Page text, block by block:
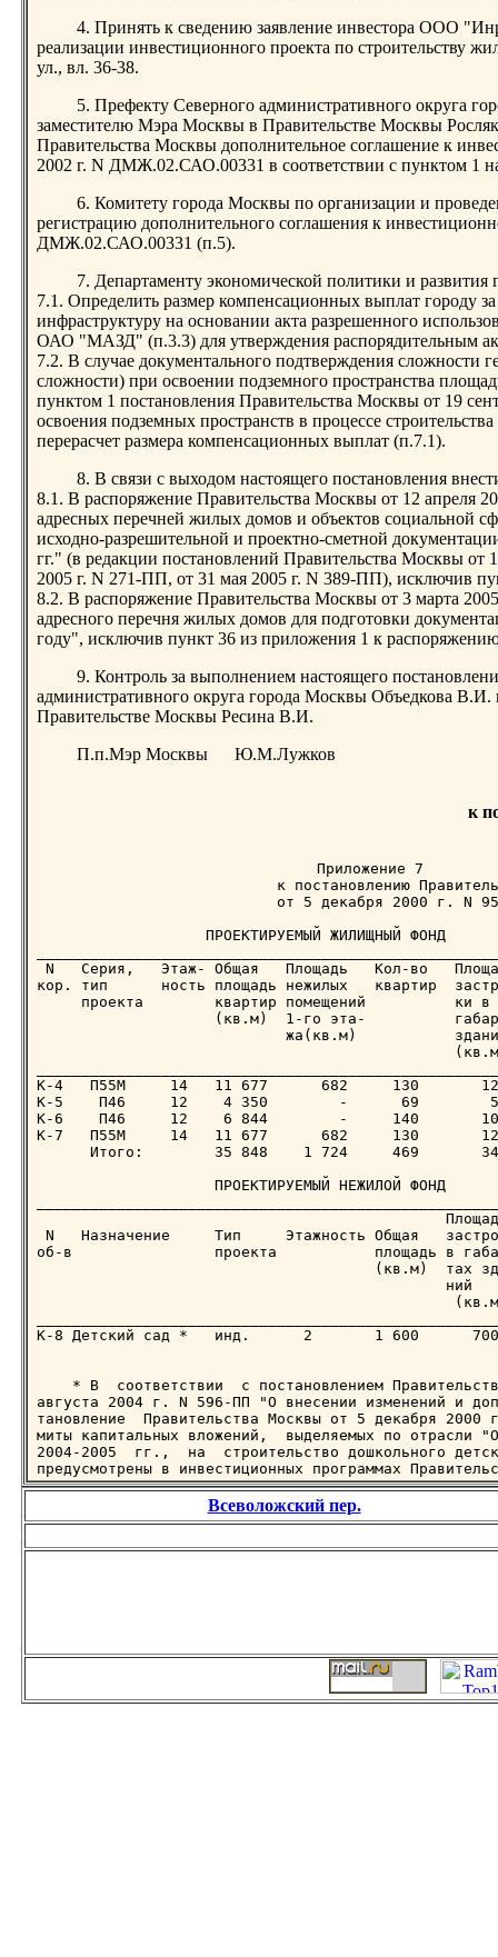
4. Принять к сведению заявление инвестора ООО
реализации инвестиционного проекта по строительству
ул., вл. 36-38.
5. Префекту Северного административного округа
заместителю Мэра Москвы в Правительстве Москвы
Правительства Москвы дополнительное соглашение к
2002 г. N ДМЖ.02.САО.00331 в соответствии с пунктом 1
6. Комитету города Москвы по организации и
регистрацию дополнительного соглашения к
ДМЖ.02.САО.00331 (п.5).
7. Департаменту экономической политики и
7.1. Определить размер компенсационных выплат городу
инфраструктуру на основании акта разрешенного
ОАО "МАЗД" (п.3.3) для утверждения распорядительным
7.2. В случае документального подтверждения сложности
сложности) при освоении подземного пространства
пунктом 1 постановления Правительства Москвы от 19
освоения подземных пространств в процессе
перерасчет размера компенсационных выплат (п.7.1).
8. В связи с выходом настоящего постановления
8.1. В распоряжение Правительства Москвы от 12 апреля
адресных перечней жилых домов и объектов социальной
исходно-разрешительной и проектно-сметной
гг." (в редакции постановлений Правительства Москвы от
2005 г. N 271-ПП, от 31 мая 2005 г. N 389-ПП), исключив
8.2. В распоряжение Правительства Москвы от 3 марта
адресного перечня жилых домов для подготовки
году", исключив пункт 36 из приложения 1 к
9. Контроль за выполнением настоящего
административного округа города Москвы Объедкова
Правительстве Москвы Ресина В.И.
П.п.Мэр Москвы Ю.М.Лужков
к
                           Приложение 7
к постановлению
от 5 декабря 2000 г. N
                   ПРОЕКТИРУЕМЫЙ ЖИЛИЩНЫЙ ФОНД
N   Серия,   Этаж- Общая   Площадь   Кол-во
кор. тип      ность площадь нежилых   квартир
     проекта        квартир помещений          ки в
(кв.м)  1-го эта-
жа(кв.м)
К-4   П55М     14   11 677      682     130
К-5    П46     12    4 350        -      69
К-6    П46     12    6 844        -     140
К-7   П55М     14   11 677      682     130
Итого:        35 848    1 724     469
                    ПРОЕКТИРУЕМЫЙ НЕЖИЛОЙ ФОНД
N   Назначение     Тип     Этажность Общая
об-в                проекта           площадь в
(кв.м)  тах
                                              ний
К-8 Детский сад *   инд.      2       1 600
* В  соответствии  с постановлением
августа 2004 г. N 596-ПП "О внесении изменений и
тановление  Правительства Москвы от 5 декабря 2000
миты капитальных вложений,  выделяемых по отрасли
2004-2005  гг.,  на  строительство дошкольного
предусмотрены в инвестиционных программах
Всеволожский пер.